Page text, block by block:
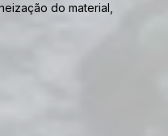
do material,